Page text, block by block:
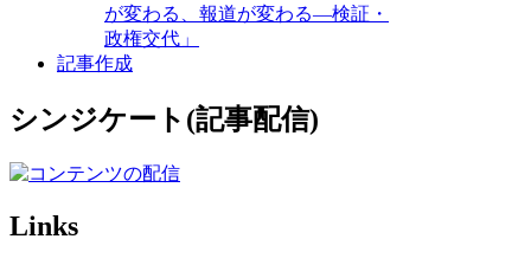
が変わる、報道が変わる—検証・
政権交代」
記事作成
シンジケート(記事配信)
Links